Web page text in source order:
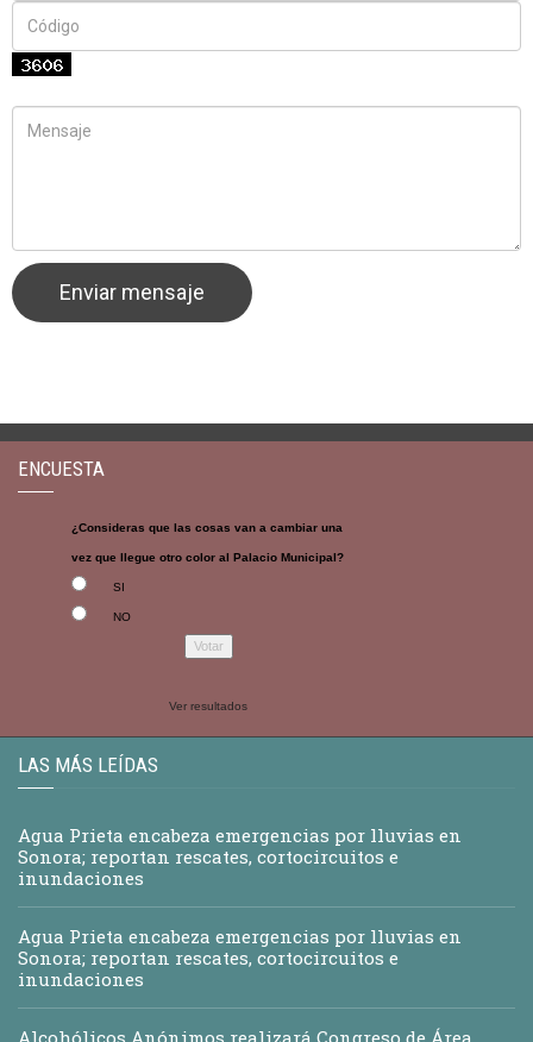
ENCUESTA
¿Consideras que las cosas van a cambiar una
vez que llegue otro color al Palacio Municipal?
SI
NO
Ver resultados
LAS MÁS LEÍDAS
Agua Prieta encabeza emergencias por lluvias en
Sonora; reportan rescates, cortocircuitos e
inundaciones
Agua Prieta encabeza emergencias por lluvias en
Sonora; reportan rescates, cortocircuitos e
inundaciones
Alcohólicos Anónimos realizará Congreso de Área